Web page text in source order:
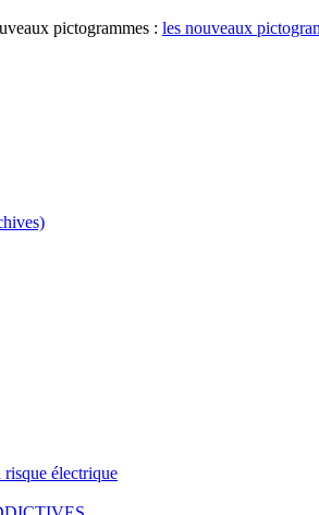
pictogrammes : les nouveaux
risque électrique